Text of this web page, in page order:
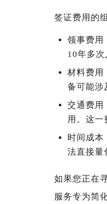
签证费用的
领事费用
10年多次
材料费用
备可能涉
交通费用
用。这一
时间成本
法直接量
如果您正在
服务专为简